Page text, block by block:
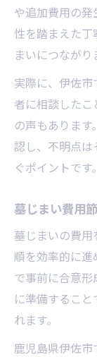
や追加費用の
性を踏まえた
まいにつながり
実際に、伊佐
者に相談した
の声もありま
認し、不明点
ぐポイントです。
墓じまい費用
墓じまいの費
順を効率的に進
で事前に合意
に準備するこ
れます。
鹿児島県伊佐